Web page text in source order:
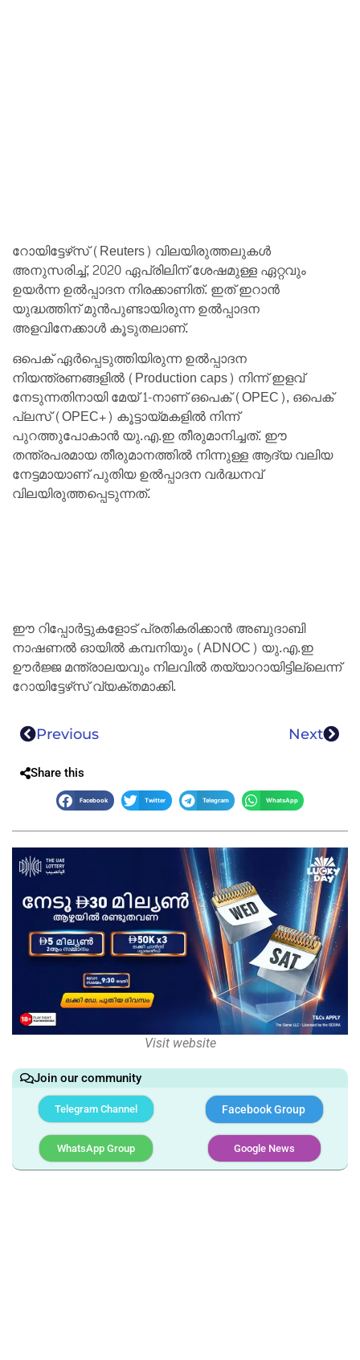
റോയിട്ടേഴ്‌സ് (Reuters) വിലയിരുത്തലുകൾ
അനുസരിച്ച്, 2020 ഏപ്രിലിന് ശേഷമുള്ള ഏറ്റവും
ഉയർന്ന ഉൽപ്പാദന നിരക്കാണിത്. ഇത് ഇറാൻ
യുദ്ധത്തിന് മുൻപുണ്ടായിരുന്ന ഉൽപ്പാദന
അളവിനേക്കാൾ കൂടുതലാണ്.
ഒപെക് ഏർപ്പെടുത്തിയിരുന്ന ഉൽപ്പാദന
നിയന്ത്രണങ്ങളിൽ (Production caps) നിന്ന് ഇളവ്
നേടുന്നതിനായി മേയ് 1-നാണ് ഒപെക് (OPEC), ഒപെക്
പ്ലസ് (OPEC+) കൂട്ടായ്മകളിൽ നിന്ന്
പുറത്തുപോകാൻ യു.എ.ഇ തീരുമാനിച്ചത്. ഈ
തന്ത്രപരമായ തീരുമാനത്തിൽ നിന്നുള്ള ആദ്യ വലിയ
നേട്ടമായാണ് പുതിയ ഉൽപ്പാദന വർദ്ധനവ്
വിലയിരുത്തപ്പെടുന്നത്.
ഈ റിപ്പോർട്ടുകളോട് പ്രതികരിക്കാൻ അബുദാബി
നാഷണൽ ഓയിൽ കമ്പനിയും (ADNOC) യു.എ.ഇ
ഊർജ്ജ മന്ത്രാലയവും നിലവിൽ തയ്യാറായിട്ടില്ലെന്ന്
റോയിട്ടേഴ്‌സ് വ്യക്തമാക്കി.
Previous Next
Share this
Facebook Twitter Telegram WhatsApp
Visit website
Join our community
Telegram Channel Facebook Group
WhatsApp Group Google News